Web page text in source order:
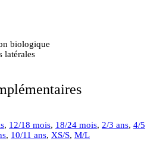
biologique
latérales
, 12/18 mois, 18/24 mois, 2/3 ans, 4/5
, 10/11 ans, XS/S, M/L